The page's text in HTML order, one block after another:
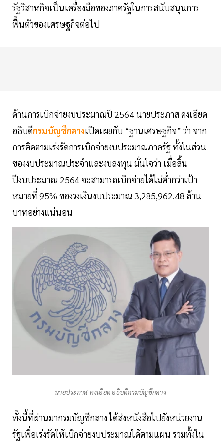
รัฐวิสาหกิจเป็นเครื่องมือของภาครัฐในการสนับสนุนการ
ฟื้นตัวของเศรษฐกิจต่อไป
ด้านการเบิกจ่ายงบประมาณปี 2564 นายประภาส คงเอียด
อธิบดีกรมบัญชีกลางเปิดเผยกับ “ฐานเศรษฐกิจ” ว่า จาก
การติดตามเร่งรัดการเบิกจ่ายงบประมาณภาครัฐ ทั้งในส่วน
ของงบประมาณประจำและงบลงทุน มั่นใจว่า เมื่อสิ้น
ปีงบประมาณ 2564 จะสามารถเบิกจ่ายได้ไม่ต่ำกว่าเป้า
หมายที่ 95% ของวงเงินงบประมาณ 3,285,962.48 ล้าน
บาทอย่างแน่นอน
นายประภาส คงเอียด อธิบดีกรมบัญชีกลาง
ทั้งนี้ที่ผ่านมากรมบัญชีกลาง ได้ส่งหนังสือไปยังหน่วยงาน
รัฐเพื่อเร่งรัดให้เบิกจ่ายงบประมาณได้ตามแผน รวมทั้งใน